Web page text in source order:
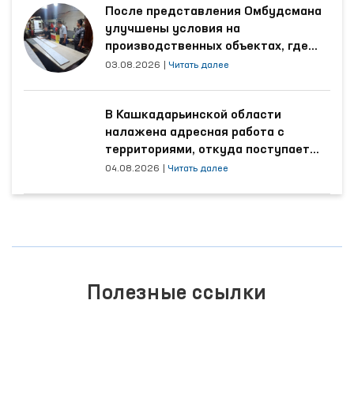
После представления Омбудсмана
улучшены условия на
производственных объектах, где
трудятся осуждённые
03.08.2026 Читать далее
В Кашкадарьинской области
налажена адресная работа с
территориями, откуда поступает
наибольшее количество обращений
04.08.2026 Читать далее
Полезные ссылки